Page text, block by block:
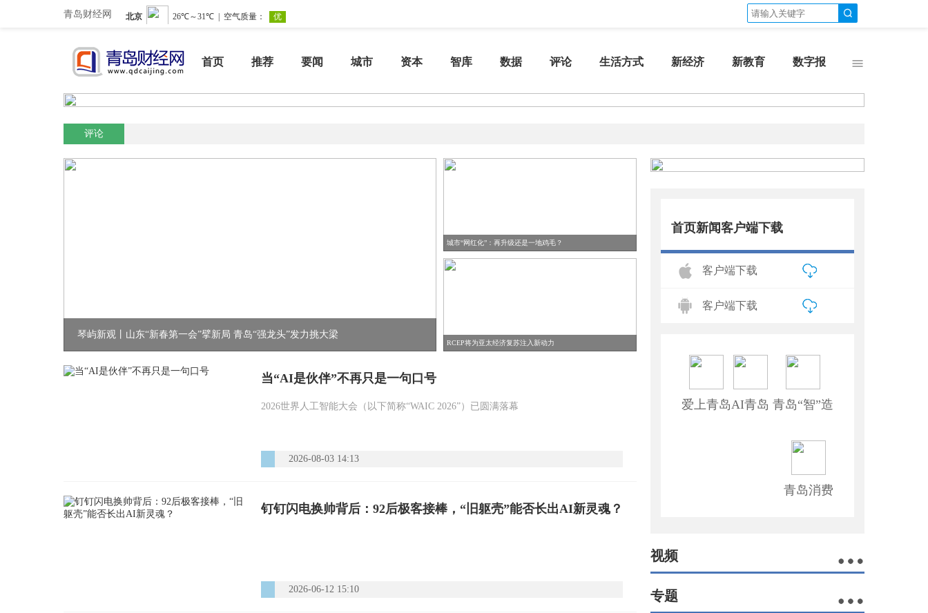
青岛财经网
首页 推荐 要闻 城市 资本 智库 数据 评论 生活方式 新经济 新教育 数字报
评论
琴屿新观丨山东“新春第一会”擘新局 青岛“强龙头”发力挑大梁
城市“网红化”：再升级还是一地鸡毛？
RCEP将为亚太经济复苏注入新动力
当“AI是伙伴”不再只是一句口号
2026世界人工智能大会（以下简称“WAIC 2026”）已圆满落幕
2026-08-03 14:13
钉钉闪电换帅背后：92后极客接棒，“旧躯壳”能否长出AI新灵魂？
2026-06-12 15:10
首页新闻客户端下载
客户端下载
客户端下载
爱上青岛 青岛“智”造
AI青岛
青岛消费
视频
专题